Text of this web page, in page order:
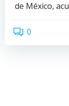
de México,
0